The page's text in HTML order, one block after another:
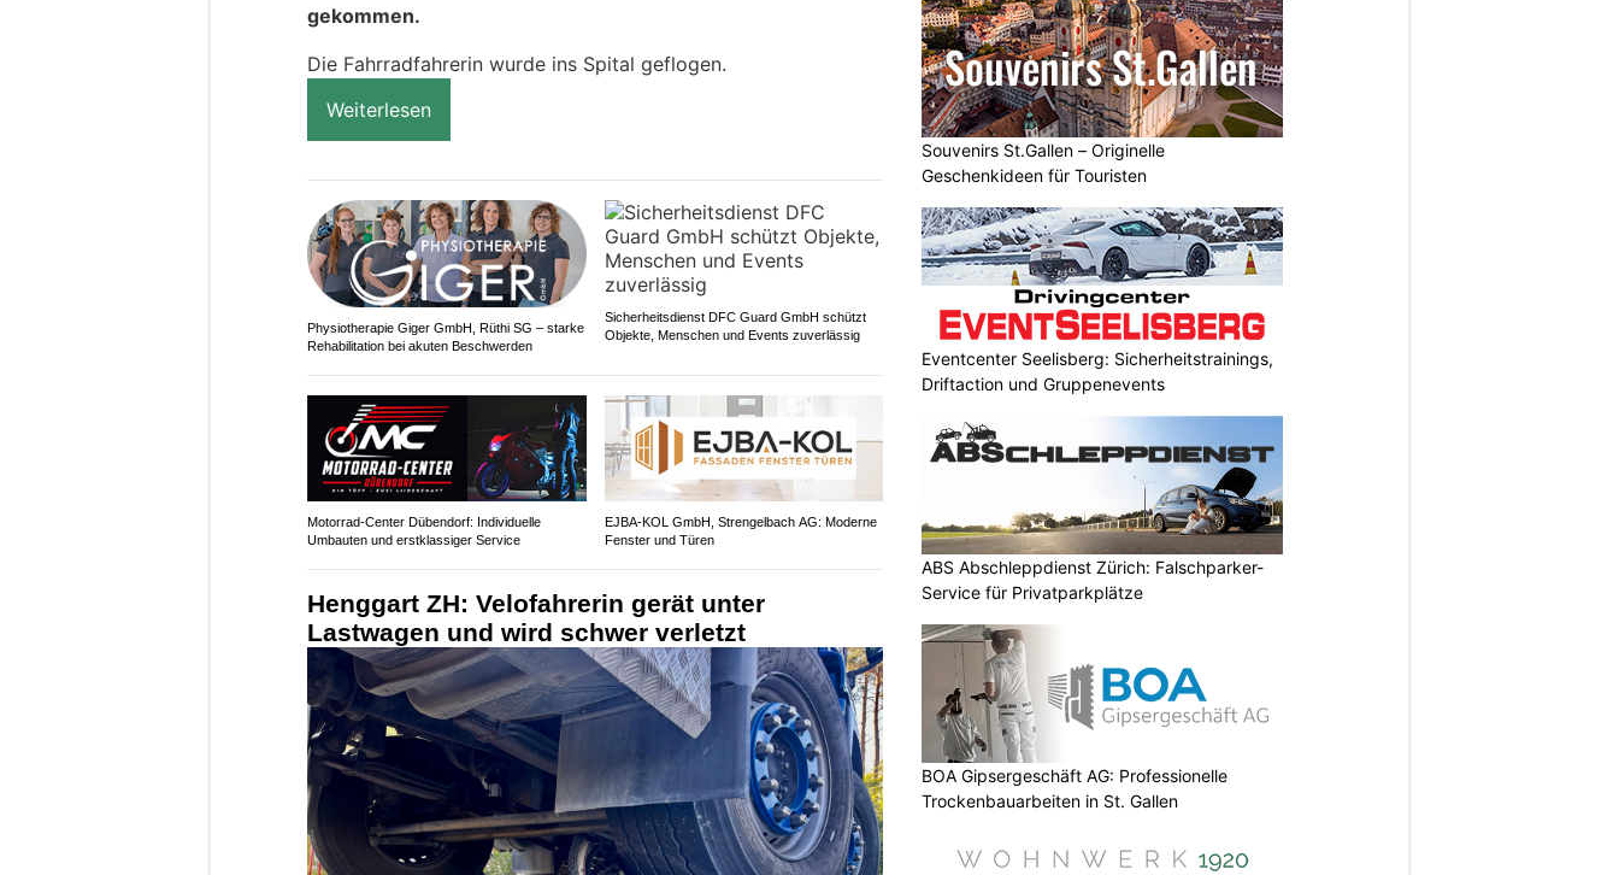
gekommen.
Die Fahrradfahrerin wurde ins Spital geflogen.
Weiterlesen
Physiotherapie Giger GmbH, Rüthi SG – starke
Rehabilitation bei akuten Beschwerden
Sicherheitsdienst DFC Guard GmbH schützt
Objekte, Menschen und Events zuverlässig
Motorrad-Center Dübendorf: Individuelle
Umbauten und erstklassiger Service
EJBA-KOL GmbH, Strengelbach AG: Moderne
Fenster und Türen
Henggart ZH: Velofahrerin gerät unter
Lastwagen und wird schwer verletzt
Souvenirs St.Gallen – Originelle
Geschenkideen für Touristen
Eventcenter Seelisberg: Sicherheitstrainings,
Driftaction und Gruppenevents
ABS Abschleppdienst Zürich: Falschparker-
Service für Privatparkplätze
BOA Gipsergeschäft AG: Professionelle
Trockenbauarbeiten in St. Gallen